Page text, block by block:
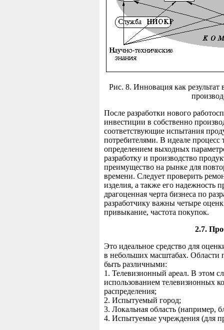
Рис. 8. Инновация как
После разработки нового
инвестиции в собственно
соответствующие испытания
потребителями. В идеале процесс
определением выходных
разработку и производство
преимущество на рынке для
времени. Следует проверить
изделия, а также его надежность
драгоценная черта бизнеса по
разработчику важны четыре
привыкание, частота покупок.
2.7.
Это идеальное средство для
в небольших масштабах. Области
быть различными:
1. Телевизионный ареал. В этом
использованием телевизионных
распределения;
2. Испытуемый город;
3. Локальная область (например,
4. Испытуемые учреждения (для